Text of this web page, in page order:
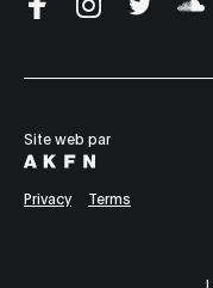
Site web par
Privacy Terms